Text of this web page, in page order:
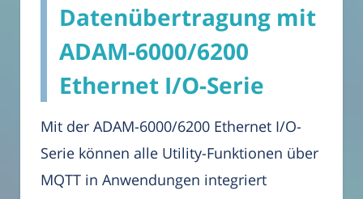
Datenübertragung mit
ADAM-6000/6200
Ethernet I/O-Serie
Mit der ADAM-6000/6200 Ethernet I/O-
Serie können alle Utility-Funktionen über
MQTT in Anwendungen integriert